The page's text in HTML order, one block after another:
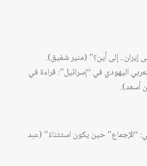
إيران.. إلى أين؟” (منير شفيق).
اليهودي في “إسرائيل”: قراءة في
أسعد).
“الإجماع” حين يكون استثناءً” (عبد